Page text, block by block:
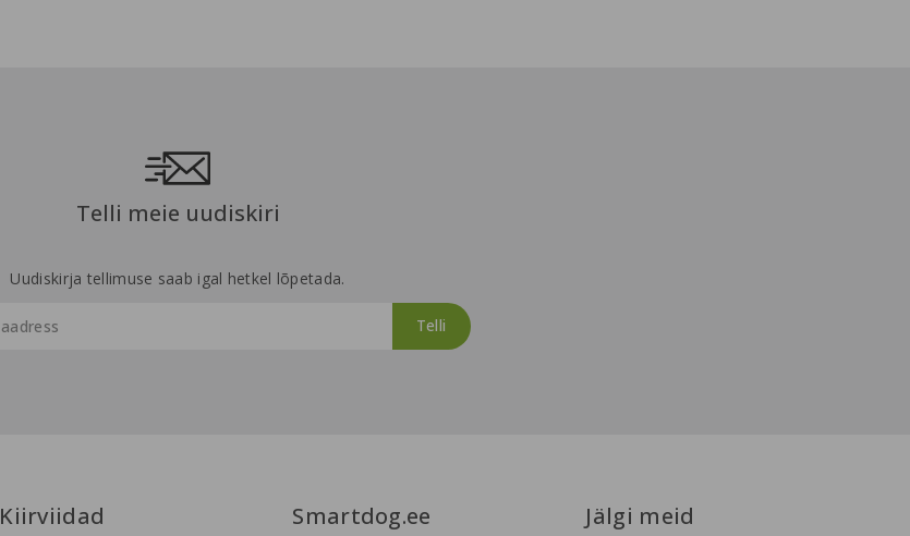
Telli meie uudiskiri
Uudiskirja tellimuse saab igal hetkel lõpetada.
Jälgi meid
Smartdog.ee
Kiirviidad